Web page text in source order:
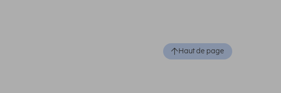
Haut de page